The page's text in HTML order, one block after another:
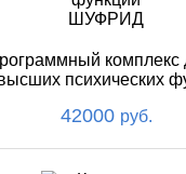
комплекс
психических
42000 руб.